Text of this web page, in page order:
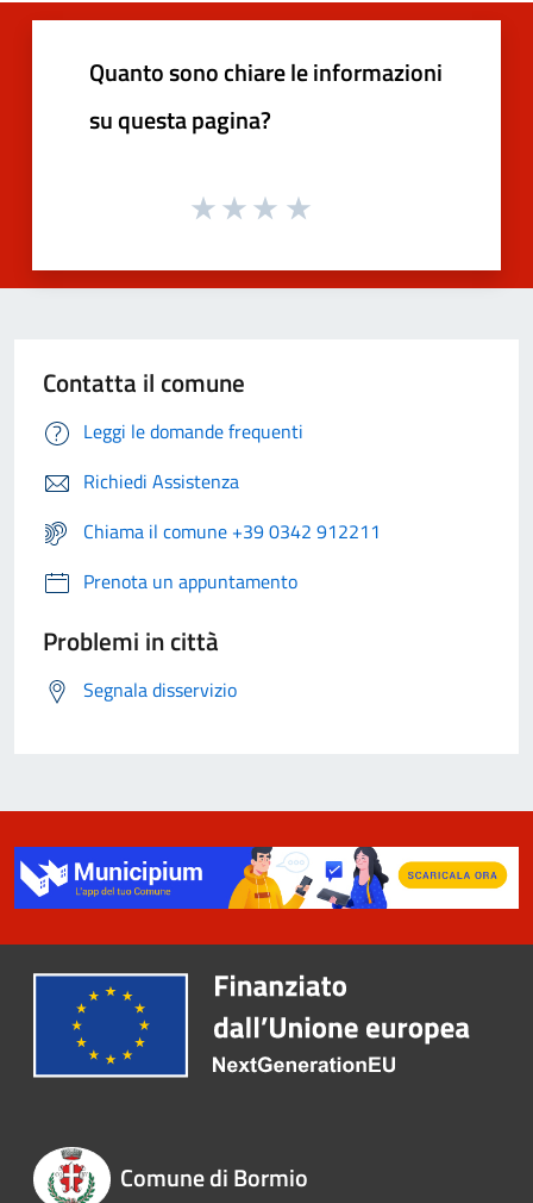
Quanto sono chiare le informazioni
su questa pagina?
Contatta il comune
Leggi le domande frequenti
Richiedi Assistenza
Chiama il comune +39 0342 912211
Prenota un appuntamento
Problemi in città
Segnala disservizio
Comune di Bormio